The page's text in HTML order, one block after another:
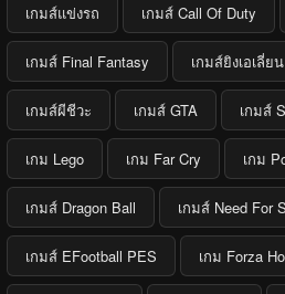
เกมส์แข่งรถ เกมส์ Call Of Duty
เกมส์ Final Fantasy เกมส์ยิงเอเลี่ยน
เกมส์ผีชีวะ เกมส์ GTA เกมส์
เกม Lego เกม Far Cry เกม
เกมส์ Dragon Ball เกมส์ Need For
เกมส์ EFootball PES เกม Forza